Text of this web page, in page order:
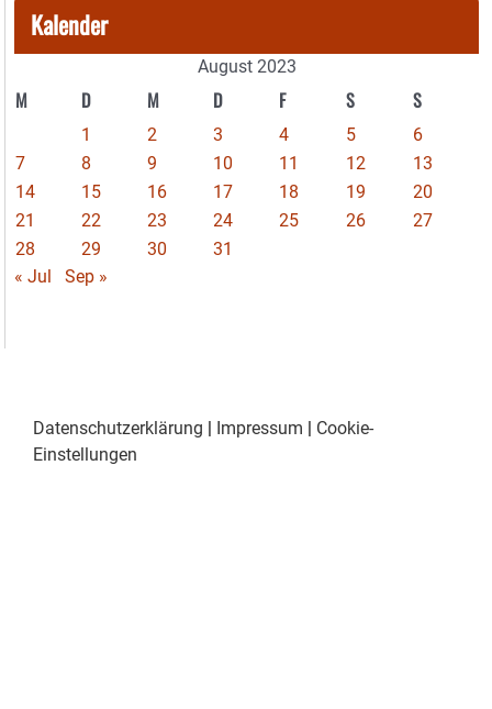
Kalender
August 2023
M D M D F S S
1 2 3 4 5
6
7
8 9 10 11 12
13
14
15 16 17 18 19
20
21
22 23 24 25 26
27
28
29 30
31
« Jul
Sep »
Datenschutzerklärung Impressum
Cookie-
Einstellungen